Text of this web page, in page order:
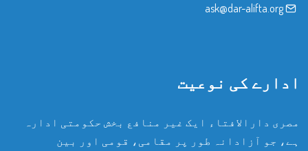
ask@dar-alifta.org
ادارے کی نوعیت
مصری دارالافتاء ایک غیر منافع بخش حکومتی ادارہ
ہے، جو آزادانہ طور پر مقامی، قومی اور بین